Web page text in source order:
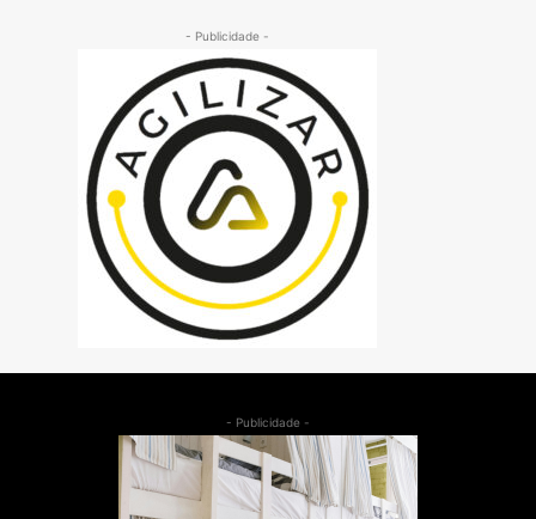
- Publicidade -
- Publicidade -